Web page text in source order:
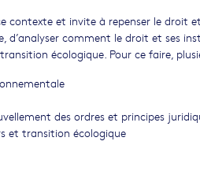
contexte et invite à repenser le droit
d’analyser comment le droit et ses
écologique. Pour ce faire,
des ordres et principes
et transition écologique